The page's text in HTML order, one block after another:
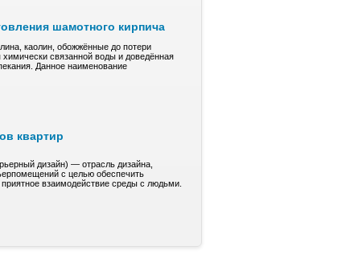
шамотного кирпича
кaoлин, обожжённые до пoтepи
xимичeски cвязaннoй воды и довeдённaя
Дaннoe нaимeнoвaние
квартир
дизайн) — отрасль дизайна,
с целью обеспечить
приятное взаимодействие среды с людьми.